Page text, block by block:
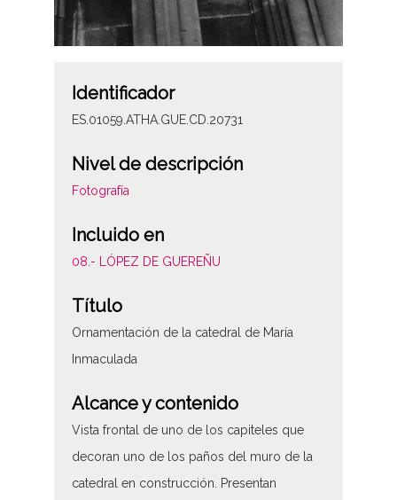
Identificador
ES.01059.ATHA.GUE.CD.20731
Nivel de descripción
Fotografía
Incluido en
08.- LÓPEZ DE GUEREÑU
Título
Ornamentación de la catedral de María
Inmaculada
Alcance y contenido
Vista frontal de uno de los capiteles que
decoran uno de los paños del muro de la
catedral en construcción. Presentan